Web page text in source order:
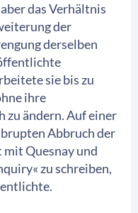
das Verhältnis
der
derselben
sie bis zu
ihre
zu ändern. Auf einer
Abbruch der
mit Quesnay und
zu schreiben,